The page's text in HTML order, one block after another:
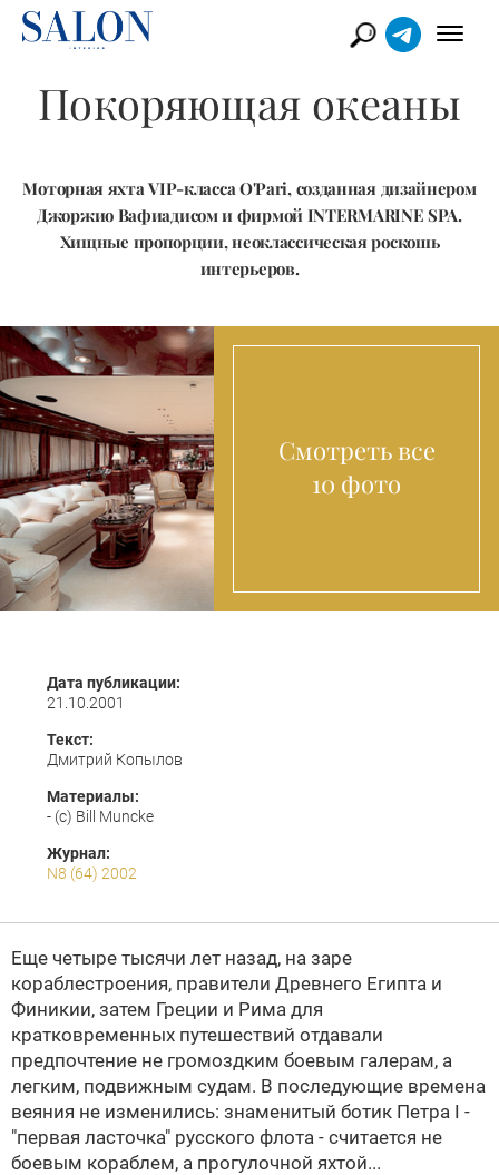
Покоряющая океаны
Моторная яхта VIP-класса O'Pari, созданная дизайнером
Джоржио Вафиадисом и фирмой INTERMARINE SPA.
Хищные пропорции, неоклассическая роскошь
интерьеров.
Смотреть все
10 фото
Дата публикации:
21.10.2001
Текст:
Дмитрий Копылов
Материалы:
- (c) Bill Muncke
Журнал:
N8 (64) 2002
Еще четыре тысячи лет назад, на заре
кораблестроения, правители Древнего Египта и
Финикии, затем Греции и Рима для
кратковременных путешествий отдавали
предпочтение не громоздким боевым галерам, а
легким, подвижным судам. В последующие времена
веяния не изменились: знаменитый ботик Петра I -
"первая ласточка" русского флота - считается не
боевым кораблем, а прогулочной яхтой...